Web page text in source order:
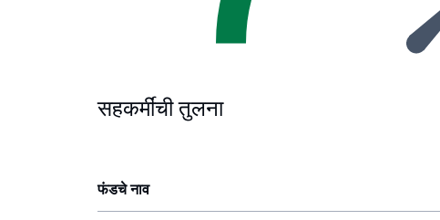
सहकर्मींची तुलना
फंडचे नाव